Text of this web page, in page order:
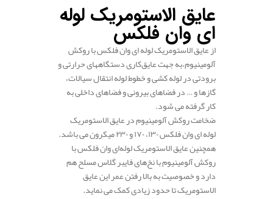
عایق الاستومریک لوله
ای وان فلکس
از عایق الاستومریک لوله ای وان فلکس با روکش
آلومینیوم،به جهت عایق‌کاری دستگاههای حرارتی و
برودتی در لوله کشی و خطوط لوله انتقال سیالات،
گازها و … در فضاهای بیرونی و فضاهای داخلی به
کار گرفته می شود.
ضخامت روکش آلومینیوم در عایق الاستومریک
لوله ای وان فلکس ۱۳۰، ۱۷۰ و ۲۳۰ میکرون می باشد.
همچنین عایق الاستومریک لوله‌ای وان فلکس با
روکش آلومینیوم با نخ‌های فایبر گلاس مسلح هم
دارد و خصوصیت به بالا رفتن عمر این عایق
الاستومریک تا حدود زیادی کمک می نماید.